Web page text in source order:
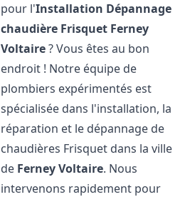
pour l'Installation Dépannage
chaudière Frisquet Ferney
Voltaire? Vous êtes au bon
endroit ! Notre équipe de
plombiers expérimentés est
spécialisée dans l'installation, la
réparation et le dépannage de
chaudières Frisquet dans la ville
de Ferney Voltaire. Nous
intervenons rapidement pour